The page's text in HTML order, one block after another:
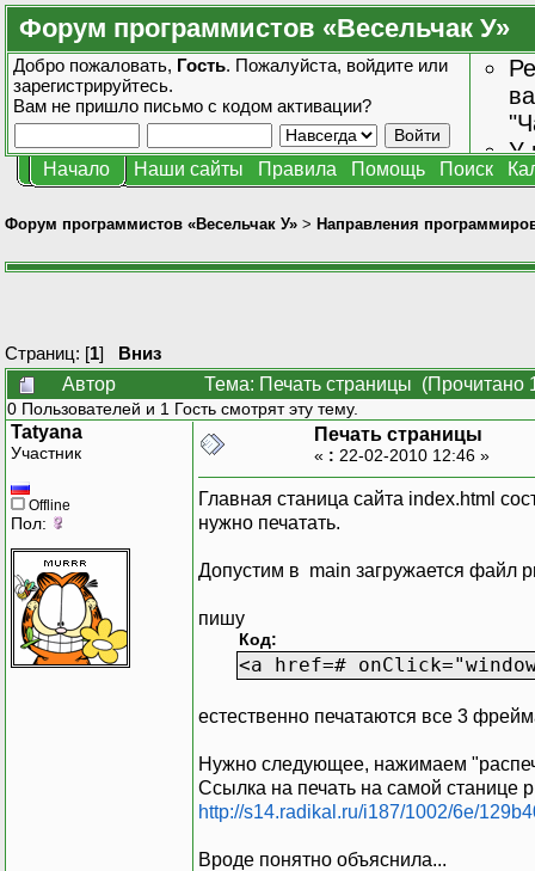
Форум программистов «Весельчак У»
Добро пожаловать, Гость. Пожалуйста, войдите или
зарегистрируйтесь.
Вам не пришло письмо с кодом активации?
У
Начало Наши сайты Правила Помощь Поиск
Форум программистов «Весельчак У» > Направления
Страниц: [1] Вниз
Автор
Тема: Печать страницы (Прочитано
0 Пользователей и 1 Гость смотрят эту тему.
Tatyana
Участник
Offline
Пол:
Печать страницы
« : 22-02-2010 12:46 »
Главная станица сайта index.html
нужно печатать.
Допустим в main загружается файл
пишу
Код:
<a href=#
естественно печатаются все 3
Нужно следующее, нажимаем
Ссылка на печать на самой станице
http://s14.radikal.ru/i187/1002/6e/
Вроде понятно объяснила...